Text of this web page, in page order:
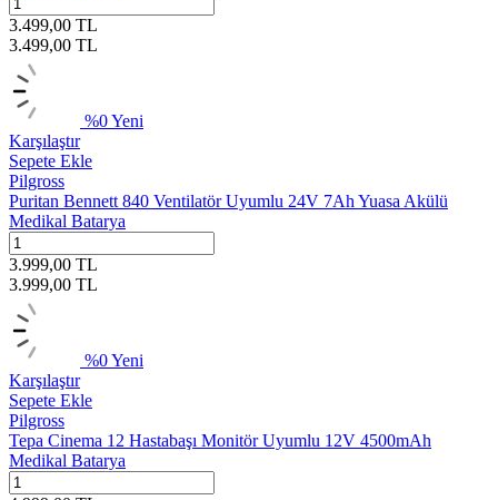
3.499,00 TL
3.499,00 TL
%0Yeni
Karşılaştır
Sepete Ekle
Pilgross
Puritan Bennett 840 Ventilatör Uyumlu 24V 7Ah Yuasa Akülü
Medikal Batarya
3.999,00 TL
3.999,00 TL
%0Yeni
Karşılaştır
Sepete Ekle
Pilgross
Tepa Cinema 12 Hastabaşı Monitör Uyumlu 12V 4500mAh
Medikal Batarya